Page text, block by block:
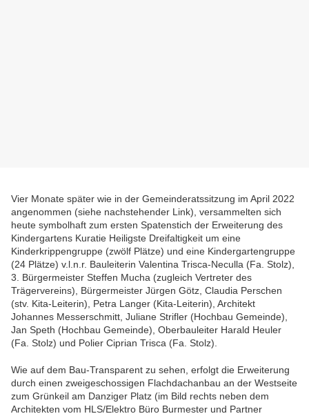
Vier Monate später wie in der Gemeinderatssitzung im April 2022
angenommen (siehe nachstehender Link), versammelten sich
heute symbolhaft zum ersten Spatenstich der Erweiterung des
Kindergartens Kuratie Heiligste Dreifaltigkeit um eine
Kinderkrippengruppe (zwölf Plätze) und eine Kindergartengruppe
(24 Plätze) v.l.n.r. Bauleiterin Valentina Trisca-Neculla (Fa. Stolz),
3. Bürgermeister Steffen Mucha (zugleich Vertreter des
Trägervereins), Bürgermeister Jürgen Götz, Claudia Perschen
(stv. Kita-Leiterin), Petra Langer (Kita-Leiterin), Architekt
Johannes Messerschmitt, Juliane Strifler (Hochbau Gemeinde),
Jan Speth (Hochbau Gemeinde), Oberbauleiter Harald Heuler
(Fa. Stolz) und Polier Ciprian Trisca (Fa. Stolz).
Wie auf dem Bau-Transparent zu sehen, erfolgt die Erweiterung
durch einen zweigeschossigen Flachdachanbau an der Westseite
zum Grünkeil am Danziger Platz (im Bild rechts neben dem
Architekten vom HLS/Elektro Büro Burmester und Partner